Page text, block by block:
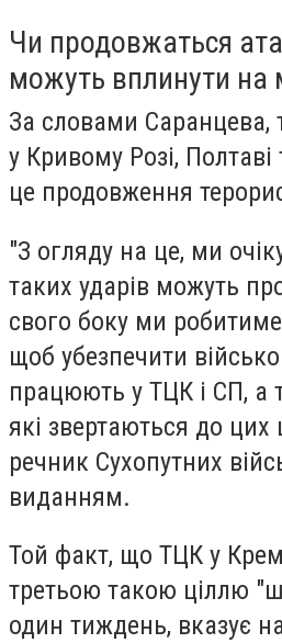
Чи продовжаться
можуть вплинути на
За словами Саранцева,
у Кривому Розі,
це продовження
"З огляду на це, ми
таких ударів можуть
свого боку ми
щоб убезпечити
працюють у ТЦК і СП, а
які звертаються до цих
речник Сухопутних
виданням.
Той факт, що ТЦК у
третьою такою ціллю
один тиждень, вказує